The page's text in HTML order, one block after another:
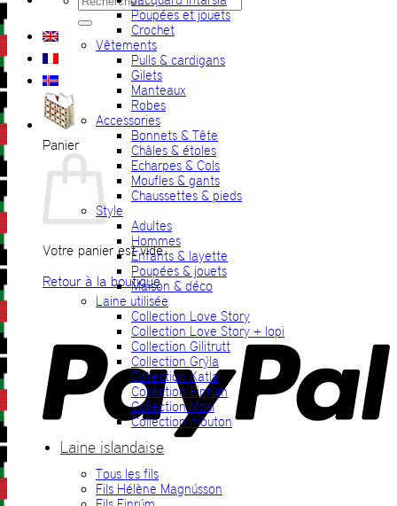
pour :
Panier
Votre panier est vide.
Retour à la boutique
Poupées et jouets
Crochet
Vêtements
Pulls & cardigans
Gilets
Manteaux
Robes
Accessories
Bonnets & Tête
Châles & étoles
Echarpes & Cols
Moufles & gants
Chaussettes & pieds
Style
Adultes
Hommes
Enfants & layette
Poupées & jouets
Maison & déco
Laine utilisée
Collection Love Story
Collection Love Story + lopi
Collection Gilitrutt
Collection Grýla
Collection Katla
Collection Einrúm
Collection Mosi
Collection mouton
Laine islandaise
Tous les fils
Fils Hélène Magnússon